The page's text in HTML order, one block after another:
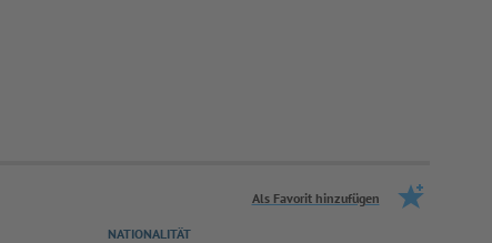
Als Favorit hinzufügen
NATIONALITÄT